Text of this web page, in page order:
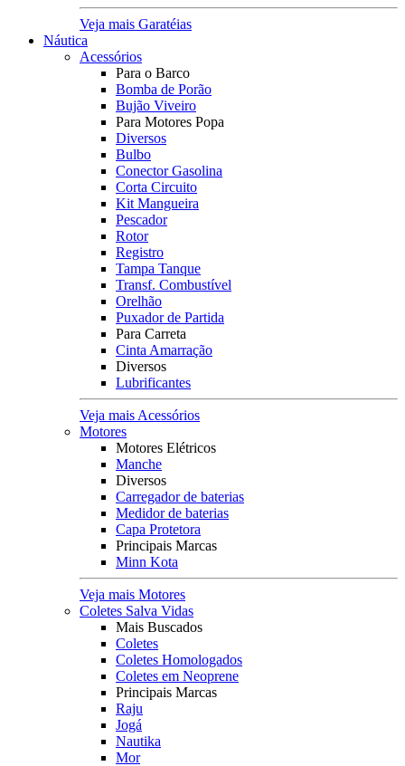
Veja mais Garatéias
Náutica
Acessórios
Para o Barco
Bomba de Porão
Bujão Viveiro
Para Motores Popa
Diversos
Bulbo
Conector Gasolina
Corta Circuito
Kit Mangueira
Pescador
Rotor
Registro
Tampa Tanque
Transf. Combustível
Orelhão
Puxador de Partida
Para Carreta
Cinta Amarração
Diversos
Lubrificantes
Veja mais Acessórios
Motores
Motores Elétricos
Manche
Diversos
Carregador de baterias
Medidor de baterias
Capa Protetora
Principais Marcas
Minn Kota
Veja mais Motores
Coletes Salva Vidas
Mais Buscados
Coletes
Coletes Homologados
Coletes em Neoprene
Principais Marcas
Raju
Jogá
Nautika
Mor